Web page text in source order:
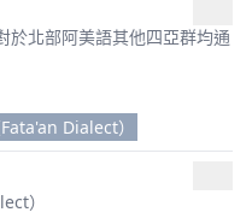
北部阿美語其他四亞群均通
Dialect）
）